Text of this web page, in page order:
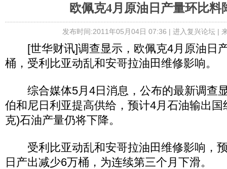
欧佩克4月原油日产量环比料
发布时间:2011年05月04日 07:36 | 进入复兴论坛|
[世华财讯]调查显示，欧佩克4月原油日
桶，受利比亚动乱和安哥拉油田维修影响。
综合媒体5月4日消息，公布的最新调查
伯和尼日利亚提高供给，预计4月石油输出
克)石油产量仍将下降。
受利比亚动乱和安哥拉油田维修影响，
日产出减少6万桶，为连续第三个月下滑。